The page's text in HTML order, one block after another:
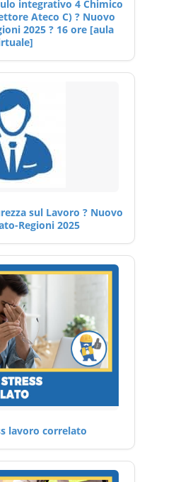
integrativo 4 Chimico
Ateco C) ? Nuovo
2025 ? 16 ore [aula
sul Lavoro ? Nuovo
Regioni 2025
lavoro correlato